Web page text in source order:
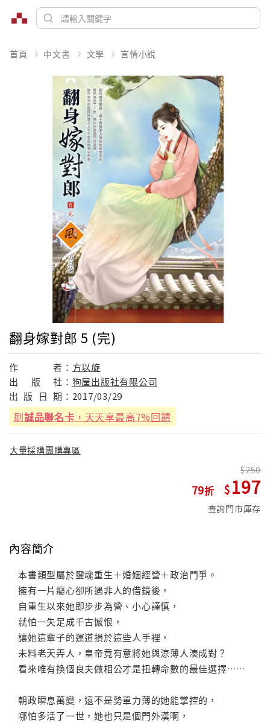
首頁 中文書 文學 言情小說
翻身嫁對郎 5 (完)
作 者： 方以旋
出
版 社： 狗屋出版社有限公司
出 版 日 期： 2017/03/29
刷誠品聯名卡 ，天天享最高7%回饋
大量採購團購專區
79
250
197
查詢門市庫存
內容簡介
本書類型屬於靈魂重生＋婚姻經營＋政治鬥爭。
擁有一片癡心卻所遇非人的借鏡後，
自重生以來她即步步為營、小心謹慎，
就怕一失足成千古憾恨，
讓她這輩子的運道損於這些人手裡，
未料老天弄人，皇帝竟有意將她與涼薄人湊成對？
看來唯有換個良夫做相公才是扭轉命數的最佳選擇……
朝政瞬息萬變，遠不是勢單力薄的她能掌控的，
哪怕多活了一世，她也只是個門外漢啊，